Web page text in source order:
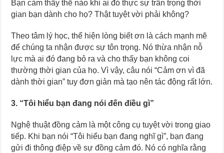
Bạn cảm thấy thế nào khi ai đó thực sự trân trọng thời
gian bạn dành cho họ? Thật tuyệt vời phải không?
Theo tâm lý học, thể hiện lòng biết ơn là cách mạnh mẽ
để chúng ta nhận được sự tôn trọng. Nó thừa nhận nỗ
lực mà ai đó đang bỏ ra và cho thấy bạn không coi
thường thời gian của họ. Vì vậy, câu nói “Cảm ơn vì đã
dành thời gian” tuy đơn giản mà tạo nên tác động rất lớn.
3. “Tôi hiểu bạn đang nói đến điều gì”
Nghệ thuật đồng cảm là một công cụ tuyệt vời trong giao
tiếp. Khi bạn nói “Tôi hiểu bạn đang nghĩ gì”, bạn đang
gửi đi thông điệp về sự đồng cảm đó. Nó có nghĩa rằng